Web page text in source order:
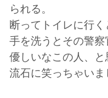
られる。
断ってトイレに行く
手を洗うとその警察
優しいなこの人、と
流石に笑っちゃいま